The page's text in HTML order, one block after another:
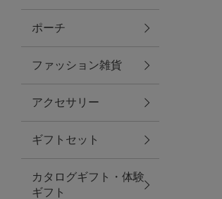
バス＆ビューティー
バス＆ビューティー
タオル
ウエア＆バッグ
ウエア
ポーチ
ファッション雑貨
アクセサリー
ギフトセット
カタログギフト・体験
ギフト